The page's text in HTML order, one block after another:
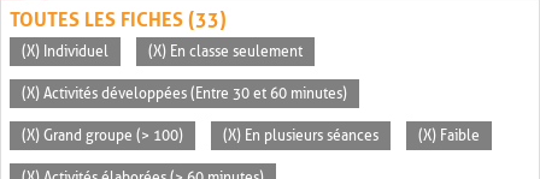
TOUTES LES FICHES (33)
(X) Individuel (X) En classe seulement
(X) Activités développées (Entre 30 et 60 minutes)
(X) Grand groupe (> 100) (X) En plusieurs séances (X) Faible